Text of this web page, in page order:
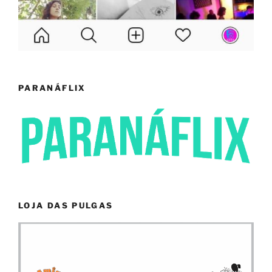
PARANÁFLIX
LOJA DAS PULGAS